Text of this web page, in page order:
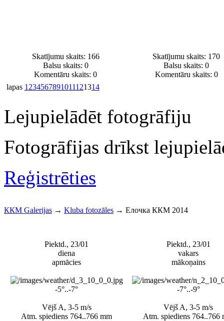
Skatījumu skaits: 166
Balsu skaits: 0
Komentāru skaits: 0
Skatījumu skaits: 170
Balsu skaits:0
Komentāru skaits: 0
lapas 1 234567891011121314
Lejupielādēt fotogrāfiju
Fotogrāfijas drīkst
Reģistrēties
ККМ Galerijas → Kluba fotozāles → Елочка ККМ 2014
Piektd., 23/01
diena
apmācies
-5°..-7°
Vējš A, 3-5 m/s
Atm. spiediens 764..766 mm
Piektd., 23/01
vakars
mākoņains
-7°..-9°
Vējš A, 3-5 m/s
Atm. spiediens 764..766